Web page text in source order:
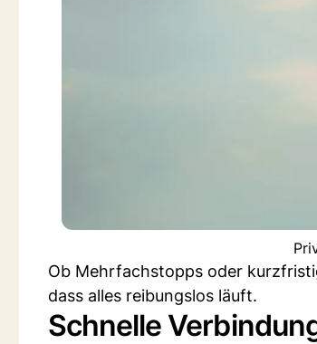
Ob Mehrfachstopps oder
dass alles reibungslos läuft.
Schnelle